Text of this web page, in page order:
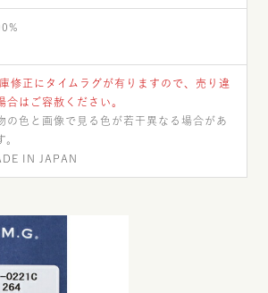
修正にタイムラグが有りますので、売り違
合はご容赦ください。
の色と画像で見る色が若干異なる場合があ
。
IN JAPAN